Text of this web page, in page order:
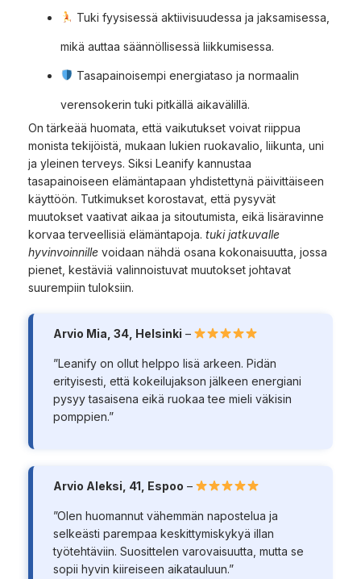
Tuki fyysisessä aktiivisuudessa ja jaksamisessa,
mikä auttaa säännöllisessä liikkumisessa.
Tasapainoisempi energiataso ja normaalin
verensokerin tuki pitkällä aikavälillä.
On tärkeää huomata, että vaikutukset voivat riippua
monista tekijöistä, mukaan lukien ruokavalio, liikunta, uni
ja yleinen terveys. Siksi Leanify kannustaa
tasapainoiseen elämäntapaan yhdistettynä päivittäiseen
käyttöön. Tutkimukset korostavat, että pysyvät
muutokset vaativat aikaa ja sitoutumista, eikä lisäravinne
korvaa terveellisiä elämäntapoja. tuki jatkuvalle
hyvinvoinnille voidaan nähdä osana kokonaisuutta, jossa
pienet, kestäviä valinnoistuvat muutokset johtavat
suurempiin tuloksiin.
Arvio Mia, 34, Helsinki –
”Leanify on ollut helppo lisä arkeen. Pidän
erityisesti, että kokeilujakson jälkeen energiani
pysyy tasaisena eikä ruokaa tee mieli väkisin
pomppien.”
Arvio Aleksi, 41, Espoo –
”Olen huomannut vähemmän napostelua ja
selkeästi parempaa keskittymiskykyä illan
työtehtäviin. Suosittelen varovaisuutta, mutta se
sopii hyvin kiireiseen aikatauluun.”